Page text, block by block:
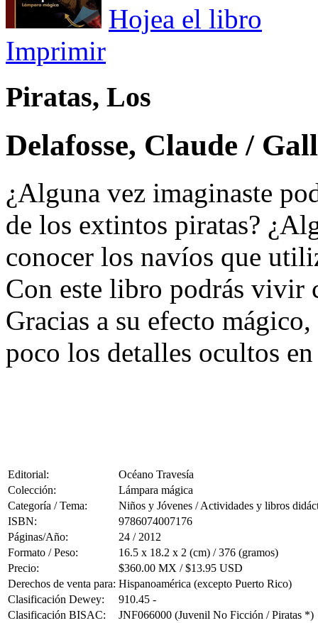
Hojea el libro
Imprimir
Piratas, Los
Delafosse, Claude /
¿Alguna vez imaginaste
de los extintos piratas?
conocer los navíos que
Con este libro podrás vivir
Gracias a su efecto
poco los detalles ocultos
Editorial:
Océano Travesía
Colección:
Lámpara mágica
Categoría / Tema:
Niños y Jóvenes / Actividades y libros
ISBN:
9786074007176
Páginas/Año:
24 / 2012
Formato / Peso:
16.5 x 18.2 x 2 (cm) / 376 (gramos)
Precio:
$360.00 MX / $13.95 USD
Derechos de venta para: Hispanoamérica (excepto Puerto Rico)
Clasificación Dewey:
910.45 -
Clasificación BISAC:
JNF066000 (Juvenil No Ficción / Piratas *)